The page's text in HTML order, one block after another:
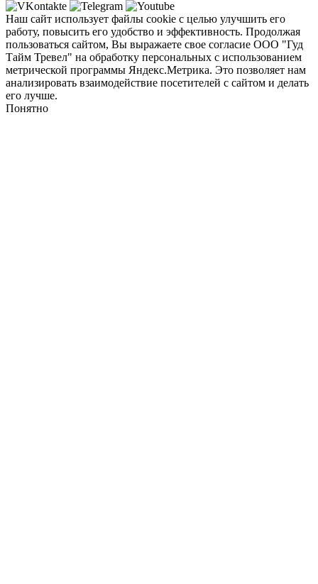
Наш сайт использует файлы cookie с целью улучшить его
работу, повысить его удобство и эффективность. Продолжая
пользоваться сайтом, Вы выражаете свое согласие ООО "Гуд
Тайм Тревел" на обработку персональных с использованием
метрической программы Яндекс.Метрика. Это позволяет нам
анализировать взаимодействие посетителей с сайтом и делать
его лучше.
Понятно